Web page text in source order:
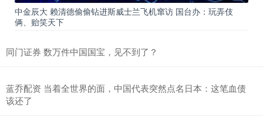
中金辰大 赖清德偷偷钻进斯威士兰飞机窜访 国台办：玩弄伎
俩、贻笑天下
同门证券 数万件中国国宝，见不到了？
蓝乔配资 当着全世界的面，中国代表突然点名日本：这笔血债
该还了